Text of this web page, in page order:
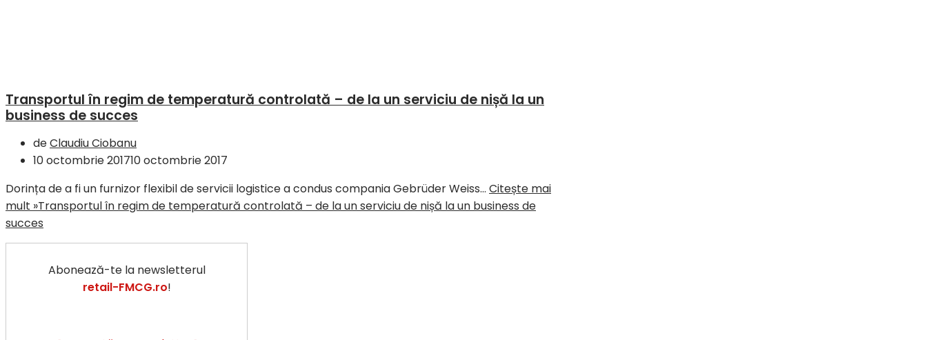
Transportul în regim de temperatură controlată – de la un serviciu de nișă la un
business de succes
deClaudiu Ciobanu
10 octombrie 201710 octombrie 2017
Dorința de a fi un furnizor flexibil de servicii logistice a condus compania Gebrüder Weiss… Citește mai
mult »Transportul în regim de temperatură controlată – de la un serviciu de nișă la un business de
succes
Abonează-te la newsletterul
retail-FMCG.ro!